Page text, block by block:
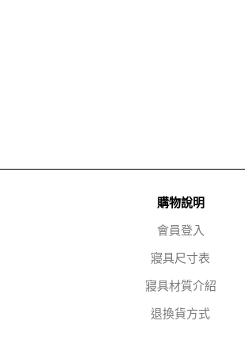
購物說明
會員登入
寢具尺寸表
寢具材質介紹
退換貨方式